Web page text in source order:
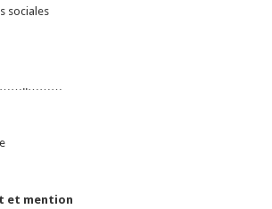
sociales
et mention